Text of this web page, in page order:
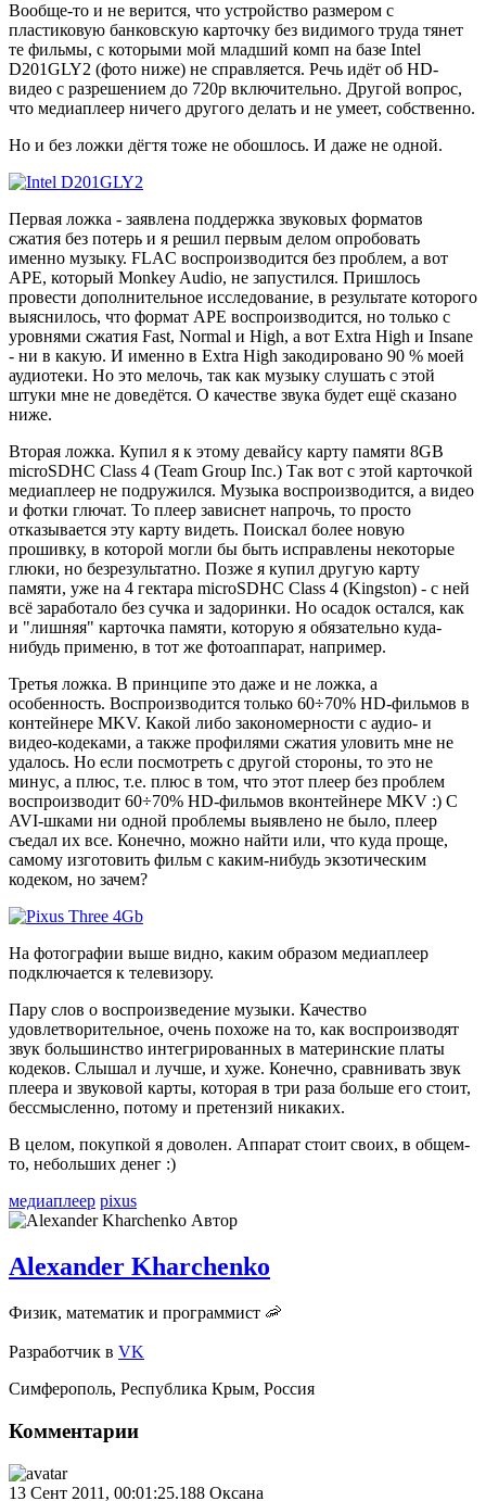
Вообще-то и не верится, что устройство размером с
пластиковую банковскую карточку без видимого труда тянет
те фильмы, с которыми мой младший комп на базе Intel
D201GLY2 (фото ниже) не справляется. Речь идёт об HD-
видео с разрешением до 720p включительно. Другой вопрос,
что медиаплеер ничего другого делать и не умеет, собственно.
Но и без ложки дёгтя тоже не обошлось. И даже не одной.
Первая ложка - заявлена поддержка звуковых форматов
сжатия без потерь и я решил первым делом опробовать
именно музыку. FLAC воспроизводится без проблем, а вот
APE, который Monkey Audio, не запустился. Пришлось
провести дополнительное исследование, в результате которого
выяснилось, что формат APE воспроизводится, но только с
уровнями сжатия Fast, Normal и High, а вот Extra High и Insane
- ни в какую. И именно в Extra High закодировано 90 % моей
аудиотеки. Но это мелочь, так как музыку слушать с этой
штуки мне не доведётся. О качестве звука будет ещё сказано
ниже.
Вторая ложка. Купил я к этому девайсу карту памяти 8GB
microSDHC Class 4 (Team Group Inc.) Так вот с этой карточкой
медиаплеер не подружился. Музыка воспроизводится, а видео
и фотки глючат. То плеер зависнет напрочь, то просто
отказывается эту карту видеть. Поискал более новую
прошивку, в которой могли бы быть исправлены некоторые
глюки, но безрезультатно. Позже я купил другую карту
памяти, уже на 4 гектара microSDHC Class 4 (Kingston) - с ней
всё заработало без сучка и задоринки. Но осадок остался, как
и "лишняя" карточка памяти, которую я обязательно куда-
нибудь применю, в тот же фотоаппарат, например.
Третья ложка. В принципе это даже и не ложка, а
особенность. Воспроизводится только 60÷70% HD-фильмов в
контейнере MKV. Какой либо закономерности с аудио- и
видео-кодеками, а также профилями сжатия уловить мне не
удалось. Но если посмотреть с другой стороны, то это не
минус, а плюс, т.е. плюс в том, что этот плеер без проблем
воспроизводит 60÷70% HD-фильмов вконтейнере MKV :) С
AVI-шками ни одной проблемы выявлено не было, плеер
съедал их все. Конечно, можно найти или, что куда проще,
самому изготовить фильм с каким-нибудь экзотическим
кодеком, но зачем?
На фотографии выше видно, каким образом медиаплеер
подключается к телевизору.
Пару слов о воспроизведение музыки. Качество
удовлетворительное, очень похоже на то, как воспроизводят
звук большинство интегрированных в материнские платы
кодеков. Слышал и лучше, и хуже. Конечно, сравнивать звук
плеера и звуковой карты, которая в три раза больше его стоит,
бессмысленно, потому и претензий никаких.
В целом, покупкой я доволен. Аппарат стоит своих, в общем-
то, небольших денег :)
медиаплеер pixus
Автор
Alexander Kharchenko
Физик, математик и программист 🦐
Разработчик в VK
Симферополь, Республика Крым, Россия
Комментарии
13 Сент 2011, 00:01:25.188 Оксана